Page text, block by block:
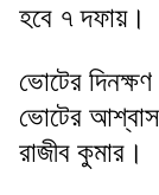
হবে ৭ দফায়।
ভোটের
ভোটের আশ্বাস
রাজীব কুমার।